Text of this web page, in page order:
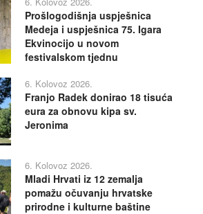
Prošlogodišnja uspješnica
Medeja i uspješnica 75. Igara
Ekvinocijo u novom
festivalskom tjednu
6. Kolovoz 2026.
Franjo Radek donirao 18 tisuća
eura za obnovu kipa sv.
Jeronima
6. Kolovoz 2026.
Mladi Hrvati iz 12 zemalja
pomažu očuvanju hrvatske
prirodne i kulturne baštine